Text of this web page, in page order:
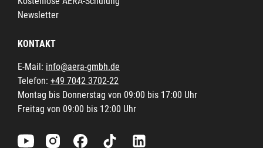
Newsletter
KONTAKT
E-Mail: info@aera-gmbh.de
Telefon: +49 7042 3702-22
Montag bis Donnerstag von 09:00 bis 17:00 Uhr
Freitag von 09:00 bis 12:00 Uhr